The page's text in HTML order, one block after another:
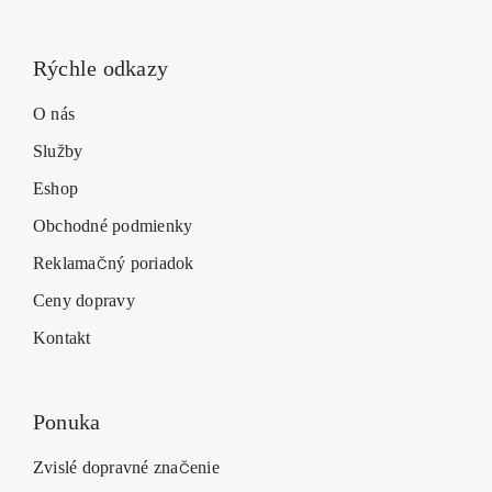
Rýchle odkazy
O nás
Služby
Eshop
Obchodné podmienky
Reklamačný poriadok
Ceny dopravy
Kontakt
Ponuka
Zvislé dopravné značenie